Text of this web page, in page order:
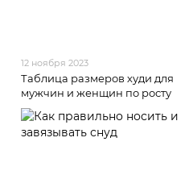
12 ноября 2023
Таблица размеров худи для
мужчин и женщин по росту